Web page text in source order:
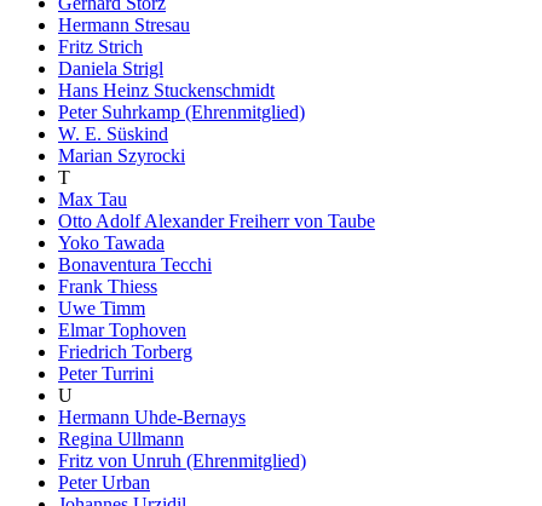
Hermann Stresau
Fritz Strich
Daniela Strigl
Hans Heinz Stuckenschmidt
Peter Suhrkamp (Ehrenmitglied)
W. E. Süskind
Marian Szyrocki
T
Max Tau
Otto Adolf Alexander Freiherr von Taube
Yoko Tawada
Bonaventura Tecchi
Frank Thiess
Uwe Timm
Elmar Tophoven
Friedrich Torberg
Peter Turrini
U
Hermann Uhde-Bernays
Regina Ullmann
Fritz von Unruh (Ehrenmitglied)
Peter Urban